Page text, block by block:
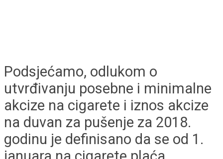
Podsjećamo, odlukom o
utvrđivanju posebne i minimalne
akcize na cigarete i iznos akcize
na duvan za pušenje za 2018.
godinu je definisano da se od 1.